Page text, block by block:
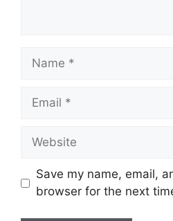
Name
Email
Website
Save my name, email,
browser for the next